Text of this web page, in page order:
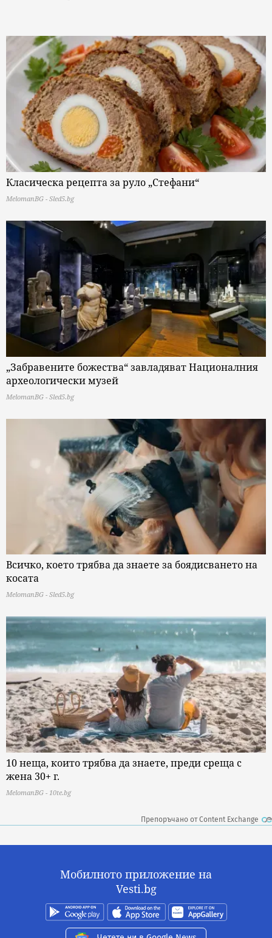
Класическа рецепта за руло „Стефани“
MelomanBG - Sled5.bg
„Забравените божества“ завладяват Националния
археологически музей
MelomanBG - Sled5.bg
Всичко, което трябва да знаете за боядисването на
косата
MelomanBG - Sled5.bg
10 неща, които трябва да знаете, преди среща с
жена 30+ г.
MelomanBG - 10te.bg
Препоръчано от Content Exchange
Мобилното приложение на
Vesti.bg